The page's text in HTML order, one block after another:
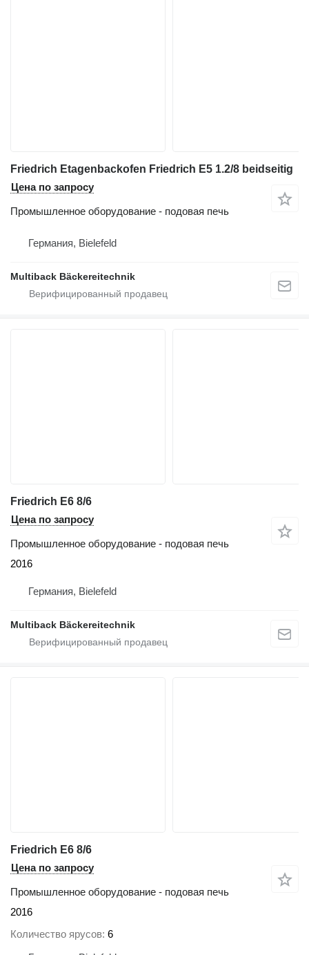
Friedrich Etagenbackofen Friedrich E5 1.2/8 beidseitig
Цена по запросу
Промышленное оборудование - подовая печь
Германия, Bielefeld
Multiback Bäckereitechnik
Friedrich E6 8/6
Цена по запросу
Промышленное оборудование - подовая печь
2016
Германия, Bielefeld
Multiback Bäckereitechnik
Friedrich E6 8/6
Цена по запросу
Промышленное оборудование - подовая печь
2016
Количество ярусов 6